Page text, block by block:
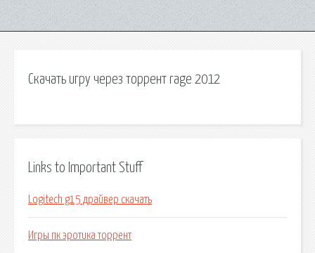
Скачать игру через торрент rage 2012
Links to Important Stuff
Logitech g15 драйвер скачать
Игры пк эротика торрент